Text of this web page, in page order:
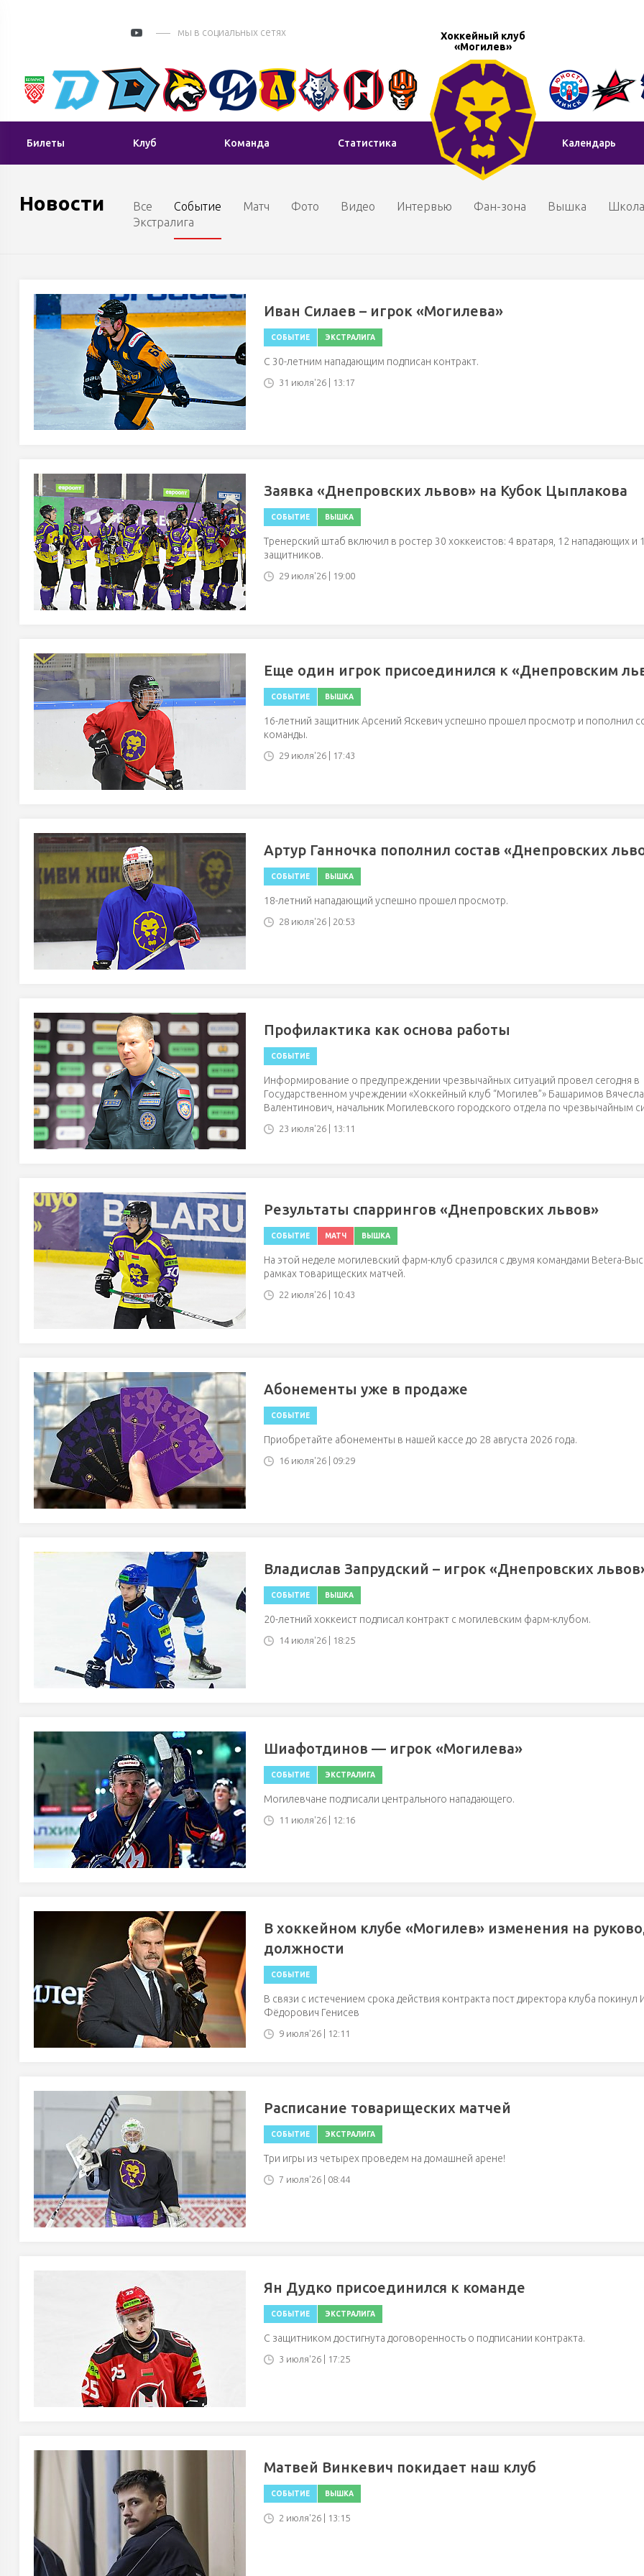
мы в социальных сетях
Хоккейный клуб
«Могилев»
Билеты Клуб Команда Статистика Календарь
Новости Все Событие Матч Фото Видео Интервью Фан-зона Вышка
Школа
Экстралига
Иван Силаев – игрок «Могилева»
СОБЫТИЕ ЭКСТРАЛИГА
С 30-летним нападающим подписан контракт.
31 июля'26 | 13:17
Заявка «Днепровских львов» на Кубок Цыплакова
СОБЫТИЕ ВЫШКА
Тренерский штаб включил в ростер 30 хоккеистов: 4 вратаря, 12 нападающих и
защитников.
29 июля'26 | 19:00
Еще один игрок присоединился к «Днепровским
СОБЫТИЕ ВЫШКА
16-летний защитник Арсений Яскевич успешно прошел просмотр и пополнил
команды.
29 июля'26 | 17:43
Артур Ганночка пополнил состав «Днепровских
СОБЫТИЕ ВЫШКА
18-летний нападающий успешно прошел просмотр.
28 июля'26 | 20:53
Профилактика как основа работы
СОБЫТИЕ
Информирование о предупреждении чрезвычайных ситуаций провел сегодня в
Государственном учреждении «Хоккейный клуб “Могилев”» Башаримов
Валентинович, начальник Могилевского городского отдела по чрезвычайным
23 июля'26 | 13:11
Результаты спаррингов «Днепровских львов»
СОБЫТИЕ МАТЧ ВЫШКА
На этой неделе могилевский фарм-клуб сразился с двумя командами Betera-
рамках товарищеских матчей.
22 июля'26 | 10:43
Абонементы уже в продаже
СОБЫТИЕ
Приобретайте абонементы в нашей кассе до 28 августа 2026 года.
16 июля'26 | 09:29
Владислав Запрудский – игрок «Днепровских
СОБЫТИЕ ВЫШКА
20-летний хоккеист подписал контракт с могилевским фарм-клубом.
14 июля'26 | 18:25
Шиафотдинов — игрок «Могилева»
СОБЫТИЕ ЭКСТРАЛИГА
Могилевчане подписали центрального нападающего.
11 июля'26 | 12:16
В хоккейном клубе «Могилев» изменения на
должности
СОБЫТИЕ
В связи с истечением срока действия контракта пост директора клуба покинул
Фёдорович Генисев
9 июля'26 | 12:11
Расписание товарищеских матчей
СОБЫТИЕ ЭКСТРАЛИГА
Три игры из четырех проведем на домашней арене!
7 июля'26 | 08:44
Ян Дудко присоединился к команде
СОБЫТИЕ ЭКСТРАЛИГА
С защитником достигнута договоренность о подписании контракта.
3 июля'26 | 17:25
Матвей Винкевич покидает наш клуб
СОБЫТИЕ ВЫШКА
2 июля'26 | 13:15